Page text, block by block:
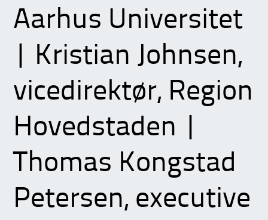
Aarhus Universitet
| Kristian Johnsen,
vicedirektør, Region
Hovedstaden |
Thomas Kongstad
Petersen, executive